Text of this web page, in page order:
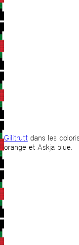
Gilitrutt dans les
orange et Askja blue.